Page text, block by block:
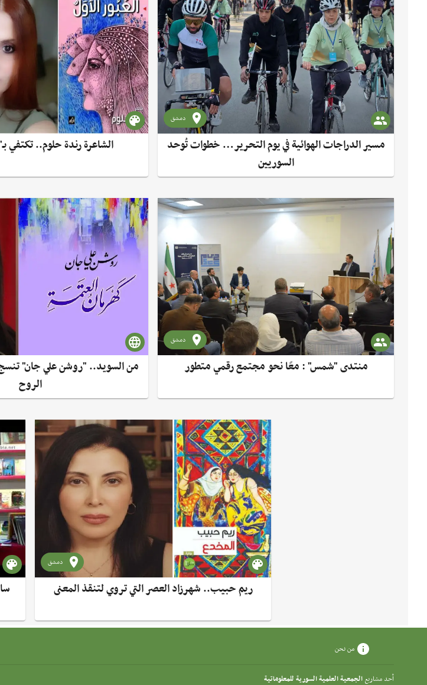
دمشق
مسير الدراجات الهوائية في يوم التحرير… خطوات تُوحد
السوريين
الشاعرة رندة حلوم.. تكتفي
دمشق
منتدى "شمس" : معًا نحو مجتمع رقمي متطور
من السويد.. "روشن علي جان"
الروح
دمشق
ريم حبيب.. شهرزاد العصر التي تروي لتنقذ المعنى
من نحن
أحد مشاريع الجمعية العلمية السورية للمعلوماتية